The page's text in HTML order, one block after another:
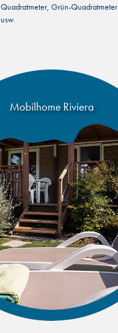
Quadratmeter, Grün-Quadratmeter
usw.
Mobilhome Riviera